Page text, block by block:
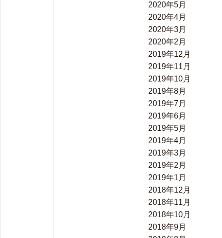
2020年5月
2020年4月
2020年3月
2020年2月
2019年12月
2019年11月
2019年10月
2019年8月
2019年7月
2019年6月
2019年5月
2019年4月
2019年3月
2019年2月
2019年1月
2018年12月
2018年11月
2018年10月
2018年9月